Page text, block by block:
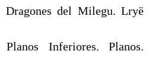
Dragones del Milegu. Lryë
Inferiores. Planos.